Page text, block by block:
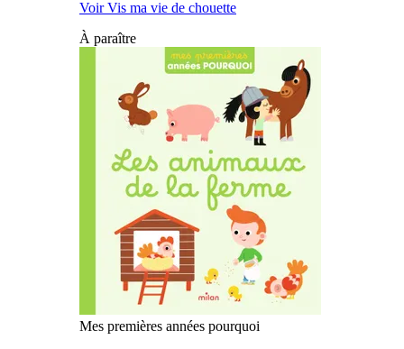
Voir Vis ma vie de chouette
À paraître
Mes premières années pourquoi